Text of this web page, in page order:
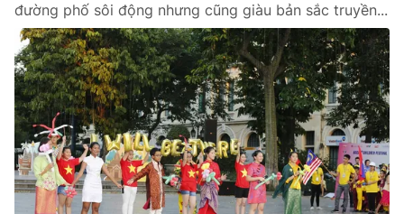
Y tế
Thế giới
Tin tức
Thế giới đó đây
Câu chuyện quốc tế
Kinh tế
Tài chính
Thị trường
Dữ liệu và đời sống
đường phố sôi động nhưng cũng giàu bản sắc truyền...